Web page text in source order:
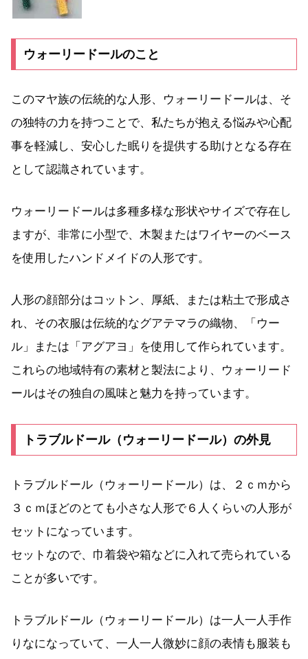
ウォーリードールのこと
このマヤ族の伝統的な人形、ウォーリードールは、そ
の独特の力を持つことで、私たちが抱える悩みや心配
事を軽減し、安心した眠りを提供する助けとなる存在
として認識されています。
ウォーリードールは多種多様な形状やサイズで存在し
ますが、非常に小型で、木製またはワイヤーのベース
を使用したハンドメイドの人形です。
人形の顔部分はコットン、厚紙、または粘土で形成さ
れ、その衣服は伝統的なグアテマラの織物、「ウー
ル」または「アグアヨ」を使用して作られています。
これらの地域特有の素材と製法により、ウォーリード
ールはその独自の風味と魅力を持っています。
トラブルドール（ウォーリードール）の外見
トラブルドール（ウォーリードール）は、２ｃｍから
３ｃｍほどのとても小さな人形で６人くらいの人形が
セットになっています。
セットなので、巾着袋や箱などに入れて売られている
ことが多いです。
トラブルドール（ウォーリードール）は一人一人手作
りなになっていて、一人一人微妙に顔の表情も服装も